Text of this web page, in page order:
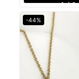
καλάθι
-44%